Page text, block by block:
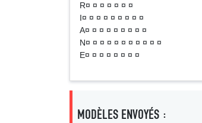
R¤ ¤ ¤ ¤ ¤ ¤ ¤
I¤ ¤ ¤ ¤ ¤ ¤ ¤ ¤ ¤
A¤ ¤ ¤ ¤ ¤ ¤ ¤ ¤ ¤
N¤ ¤ ¤ ¤ ¤ ¤ ¤ ¤ ¤ ¤ ¤
E¤ ¤ ¤ ¤ ¤ ¤ ¤ ¤
MODÈLES ENVOYÉS :